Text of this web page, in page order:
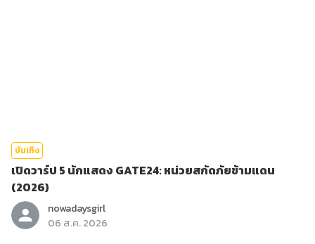
บันเทิง
เปิดวาร์ป 5 นักแสดง GATE24: หน่วยสกัดภัยข้ามแดน
(2026)
nowadaysgirl
06 ส.ค. 2026